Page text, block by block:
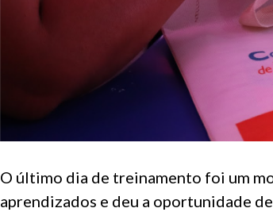
O último dia de treinamento foi um
aprendizados e deu a oportunidade